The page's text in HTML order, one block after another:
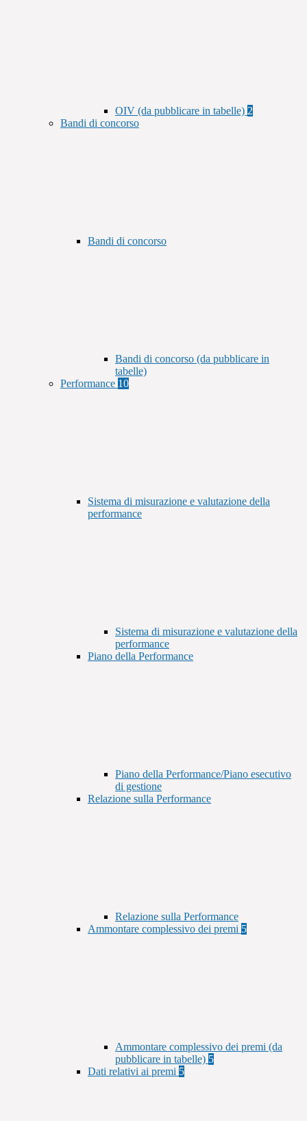
OIV (da pubblicare in tabelle) 2
Bandi di concorso
Bandi di concorso
Bandi di concorso (da pubblicare in
tabelle)
Performance 10
Sistema di misurazione e valutazione della
performance
Sistema di misurazione e valutazione della
performance
Piano della Performance
Piano della Performance/Piano esecutivo
di gestione
Relazione sulla Performance
Relazione sulla Performance
Ammontare complessivo dei premi 5
Ammontare complessivo dei premi (da
pubblicare in tabelle) 5
Dati relativi ai premi 5